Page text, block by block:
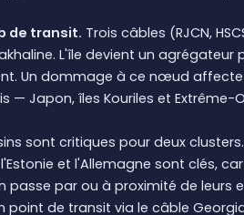
de transit. Trois câbles (RJCN,
L'île devient un agrégateur
Un dommage à ce nœud affecte
— Japon, îles Kouriles et Extrême-
sont critiques pour deux
et l'Allemagne sont clés,
passe par ou à proximité de leurs
point de transit via le câble